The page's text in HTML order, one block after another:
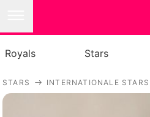
Royals Stars
STARS INTERNATIONALE STARS